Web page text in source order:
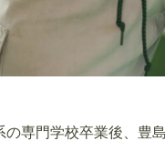
専門学校卒業後、豊